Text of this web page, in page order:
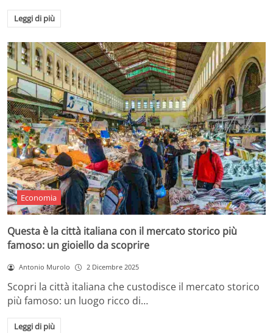
Leggi di più
Economia
Questa è la città italiana con il mercato storico più
famoso: un gioiello da scoprire
Antonio Murolo 2 Dicembre 2025
Scopri la città italiana che custodisce il mercato storico
più famoso: un luogo ricco di…
Leggi di più